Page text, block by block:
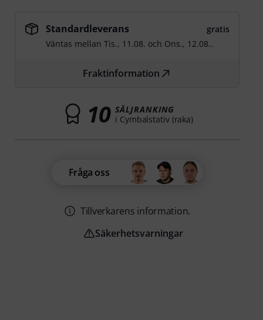
Standardleverans
gratis
Väntas mellanTis., 11.08. och Ons., 12.08..
Fraktinformation
10 SÄLJRANKING
i Cymbalstativ (raka)
Fråga oss
Tillverkarens information.
Säkerhetsvarningar